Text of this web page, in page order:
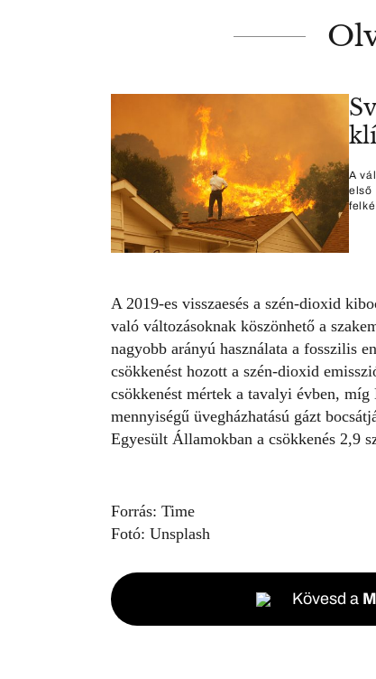
A
első
A 2019-es visszaesés a szén-dioxid
való változásoknak köszönhető a
nagyobb arányú használata a fosszilis
csökkenést hozott a szén-dioxid
csökkenést mértek a tavalyi évben,
mennyiségű üvegházhatású gázt
Egyesült Államokban a csökkenés 2,9
Forrás: Time
Fotó: Unsplash
Kövesd a